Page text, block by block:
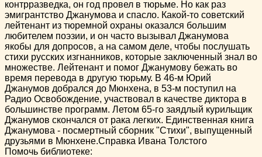
контрразведка, он год провел в тюрьме. Но как раз
эмигрантство Джанумова и спасло. Какой-то советский
лейтенант из тюремной охраны оказался большим
любителем поэзии, и он часто вызывал Джанумова
якобы для допросов, а на самом деле, чтобы послушать
стихи русских изгнанников, которые заключенный знал во
множестве. Лейтенант и помог Джанумову бежать во
время перевода в другую тюрьму. В 46-м Юрий
Джанумов добрался до Мюнхена, в 53-м поступил на
Радио Освобождение, участвовал в качестве диктора в
большинстве программ. Летом 65-го заядлый курильщик
Джанумов скончался от рака легких. Единственная книга
Джанумова - посмертный сборник "Стихи", выпущенный
друзьями в Мюнхене.Справка Ивана Толстого
Помочь библиотеке: